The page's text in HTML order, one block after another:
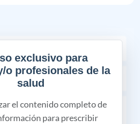
exclusivo para
o profesionales de la
salud
el contenido completo de
para prescribir
DE USO DURANTE EL
LACTANCIA